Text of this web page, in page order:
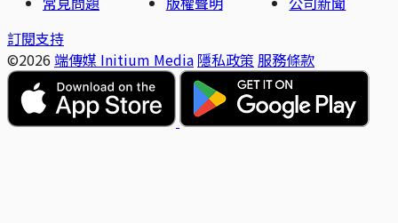
訂閱支持
©2026 端傳媒 Initium Media 隱私政策 服務條款